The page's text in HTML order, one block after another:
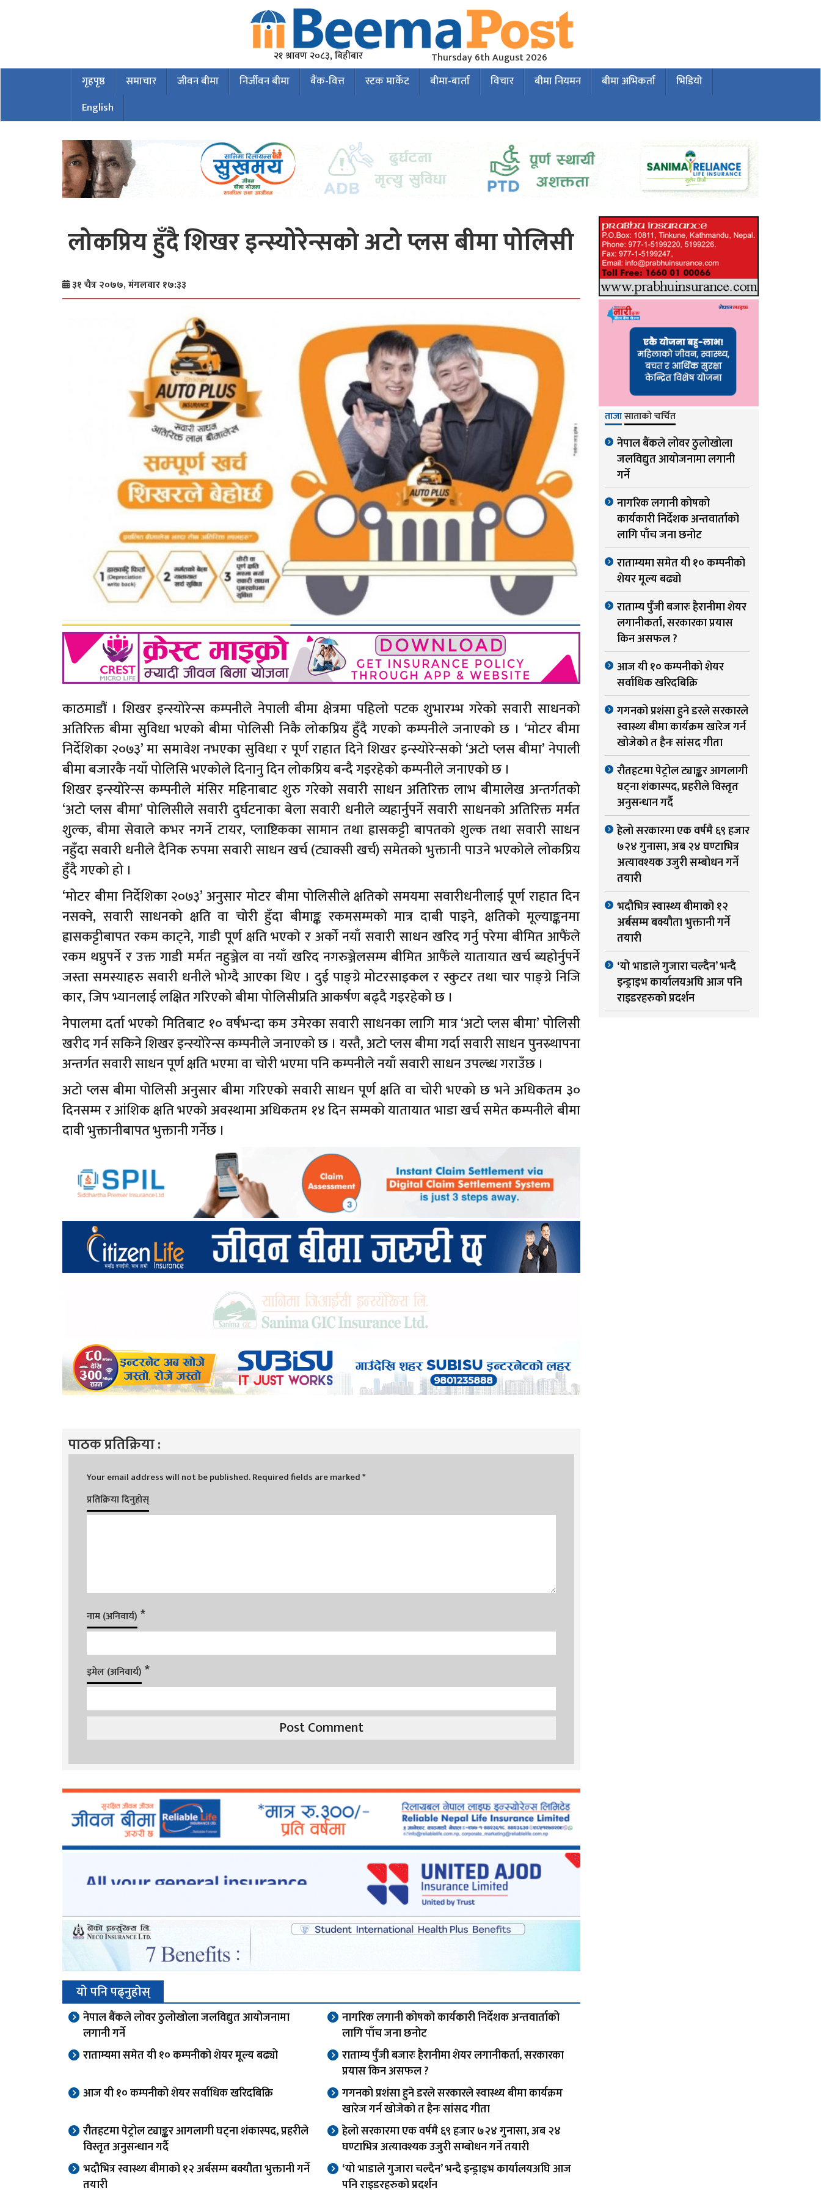
२१ श्रावण २०८३, बिहीबार Thursday 6th August 2026
गृहपृष्ठ समाचार जीवन बीमा निर्जीवन बीमा बैंक-वित्त स्टक मार्केट बीमा-बार्ता विचार बीमा नियमन बीमा अभिकर्ता
भिडियो
English
लोकप्रिय हुँदै शिखर इन्स्योरेन्सको अटो प्लस बीमा पोलिसी
३१ चैत्र २०७७, मंगलवार १७:३३
काठमाडौं । शिखर इन्स्योरेन्स कम्पनीले नेपाली बीमा क्षेत्रमा पहिलो पटक शुभारम्भ गरेको सवारी साधनको
अतिरिक्त बीमा सुविधा भएको बीमा पोलिसी निकै लोकप्रिय हुँदै गएको कम्पनीले जनाएको छ । ‘मोटर बीमा
निर्देशिका २०७३’ मा समावेश नभएका सुविधा र पूर्ण राहात दिने शिखर इन्स्योरेन्सको ‘अटो प्लस बीमा’ नेपाली
बीमा बजारकै नयाँ पोलिसि भएकोले दिनानु दिन लोकप्रिय बन्दै गइरहेको कम्पनीले जनाएको छ ।
शिखर इन्स्योरेन्स कम्पनीले मंसिर महिनाबाट शुरु गरेको सवारी साधन अतिरिक्त लाभ बीमालेख अन्तर्गतको
‘अटो प्लस बीमा’ पोलिसीले सवारी दुर्घटनाका बेला सवारी धनीले व्यहार्नुपर्ने सवारी साधनको अतिरिक्त मर्मत
शुल्क, बीमा सेवाले कभर नगर्ने टायर, प्लाष्टिकका सामान तथा ह्रासकट्टी बापतको शुल्क तथा सवारी साधन
नहुँदा सवारी धनीले दैनिक रुपमा सवारी साधन खर्च (ट्याक्सी खर्च) समेतको भुक्तानी पाउने भएकोले लोकप्रिय
हुँदै गएको हो ।
‘मोटर बीमा निर्देशिका २०७३’ अनुसार मोटर बीमा पोलिसीले क्षतिको समयमा सवारीधनीलाई पूर्ण राहात दिन
नसक्ने, सवारी साधनको क्षति वा चोरी हुँदा बीमाङ्क रकमसम्मको मात्र दाबी पाइने, क्षतिको मूल्याङ्कनमा
ह्रासकट्टीबापत रकम काट्ने, गाडी पूर्ण क्षति भएको र अर्को नयाँ सवारी साधन खरिद गर्नु परेमा बीमित आफैंले
रकम थप्नुपर्ने र उक्त गाडी मर्मत नहुञ्जेल वा नयाँ खरिद नगरुञ्जेलसम्म बीमित आफैंले यातायात खर्च ब्यहोर्नुपर्ने
जस्ता समस्याहरु सवारी धनीले भोग्दै आएका थिए । दुई पाङ्ग्रे मोटरसाइकल र स्कुटर तथा चार पाङ्ग्रे निजि
कार, जिप भ्यानलाई लक्षित गरिएको बीमा पोलिसीप्रति आकर्षण बढ्दै गइरहेको छ ।
नेपालमा दर्ता भएको मितिबाट १० वर्षभन्दा कम उमेरका सवारी साधनका लागि मात्र ‘अटो प्लस बीमा’ पोलिसी
खरीद गर्न सकिने शिखर इन्स्योरेन्स कम्पनीले जनाएको छ । यस्तै, अटो प्लस बीमा गर्दा सवारी साधन पुनस्र्थापना
अन्तर्गत सवारी साधन पूर्ण क्षति भएमा वा चोरी भएमा पनि कम्पनीले नयाँ सवारी साधन उपल्ब्ध गराउँछ ।
अटो प्लस बीमा पोलिसी अनुसार बीमा गरिएको सवारी साधन पूर्ण क्षति वा चोरी भएको छ भने अधिकतम ३०
दिनसम्म र आंशिक क्षति भएको अवस्थामा अधिकतम १४ दिन सम्मको यातायात भाडा खर्च समेत कम्पनीले बीमा
दावी भुक्तानीबापत भुक्तानी गर्नेछ ।
पाठक प्रतिक्रिया :
Your email address will not be published.Required fields are marked*
प्रतिक्रिया दिनुहोस्
नाम (अनिवार्य) *
इमेल (अनिवार्य) *
यो पनि पढ्नुहोस्
नेपाल बैंकले लोवर ठुलोखोला जलविद्युत आयोजनामा
लगानी गर्ने
नागरिक लगानी कोषको कार्यकारी निर्देशक अन्तवार्ताको
लागि पाँच जना छनोट
राताम्यमा समेत यी १० कम्पनीको शेयर मूल्य बढ्यो
राताम्य पुँजी बजारः हैरानीमा शेयर लगानीकर्ता, सरकारका
प्रयास किन असफल ?
आज यी १० कम्पनीको शेयर सर्वाधिक खरिदबिक्रि
गगनको प्रशंसा हुने डरले सरकारले स्वास्थ्य बीमा कार्यक्रम
खारेज गर्न खोजेको त हैनः सांसद गीता
रौतहटमा पेट्रोल ट्याङ्कर आगलागी घट्ना शंकास्पद, प्रहरीले
विस्तृत अनुसन्धान गर्दै
हेलो सरकारमा एक वर्षमै ६९ हजार ७२४ गुनासा, अब २४
घण्टाभित्र अत्यावश्यक उजुरी सम्बोधन गर्ने तयारी
भदौभित्र स्वास्थ्य बीमाको १२ अर्बसम्म बक्यौता भुक्तानी गर्ने
तयारी
‘यो भाडाले गुजारा चल्दैन’ भन्दै इन्ड्राइभ कार्यालयअघि आज
पनि राइडरहरुको प्रदर्शन
ताजासाताको चर्चित
नेपाल बैंकले लोवर ठुलोखोला
जलविद्युत आयोजनामा लगानी
गर्ने
नागरिक लगानी कोषको
कार्यकारी निर्देशक अन्तवार्ताको
लागि पाँच जना छनोट
राताम्यमा समेत यी १० कम्पनीको
शेयर मूल्य बढ्यो
राताम्य पुँजी बजारः हैरानीमा शेयर
लगानीकर्ता, सरकारका प्रयास
किन असफल ?
आज यी १० कम्पनीको शेयर
सर्वाधिक खरिदबिक्रि
गगनको प्रशंसा हुने डरले सरकारले
स्वास्थ्य बीमा कार्यक्रम खारेज गर्न
खोजेको त हैनः सांसद गीता
रौतहटमा पेट्रोल ट्याङ्कर आगलागी
घट्ना शंकास्पद, प्रहरीले विस्तृत
अनुसन्धान गर्दै
हेलो सरकारमा एक वर्षमै ६९ हजार
७२४ गुनासा, अब २४ घण्टाभित्र
अत्यावश्यक उजुरी सम्बोधन गर्ने
तयारी
भदौभित्र स्वास्थ्य बीमाको १२
अर्बसम्म बक्यौता भुक्तानी गर्ने
तयारी
‘यो भाडाले गुजारा चल्दैन’ भन्दै
इन्ड्राइभ कार्यालयअघि आज पनि
राइडरहरुको प्रदर्शन